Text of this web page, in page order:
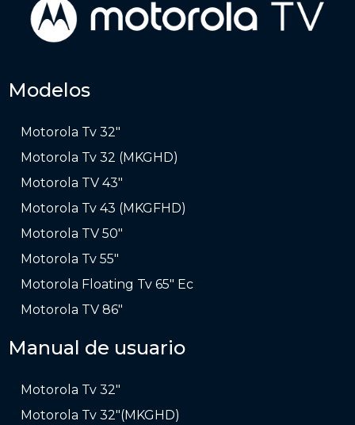
Modelos
Motorola Tv 32″
Motorola Tv 32 (MKGHD)
Motorola TV 43″
Motorola Tv 43 (MKGFHD)
Motorola TV 50″
Motorola Tv 55″
Motorola Floating Tv 65″ Ec
Motorola TV 86″
Manual de usuario
Motorola Tv 32″
Motorola Tv 32″(MKGHD)